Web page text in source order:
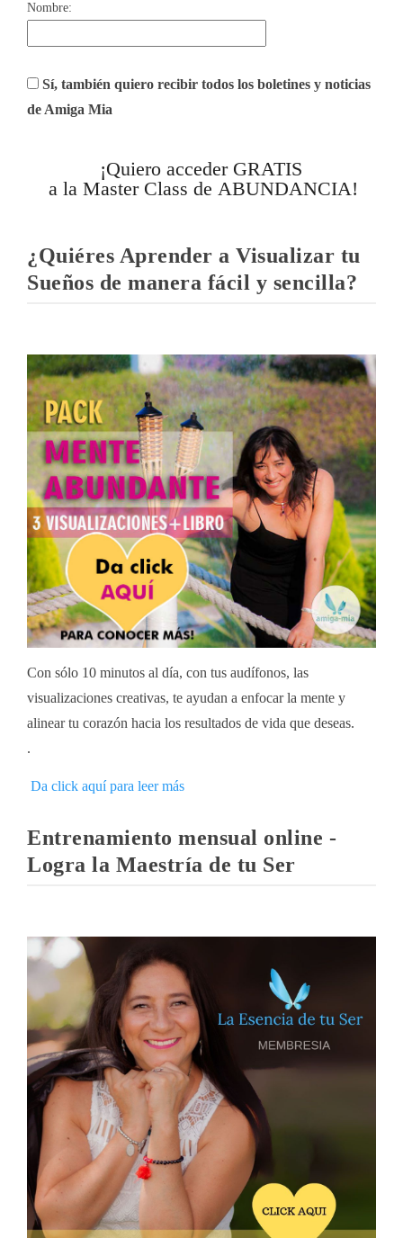
Nombre:
Sí, también quiero recibir todos los boletines y noticias
de Amiga Mia
¡Quiero acceder GRATIS
a la Master Class de ABUNDANCIA!
¿Quiéres Aprender a Visualizar tu
Sueños de manera fácil y sencilla?
Con sólo 10 minutos al día, con tus audífonos, las
visualizaciones creativas, te ayudan a enfocar la mente y
alinear tu corazón hacia los resultados de vida que deseas.
.
Da click aquí para leer más
Entrenamiento mensual online -
Logra la Maestría de tu Ser